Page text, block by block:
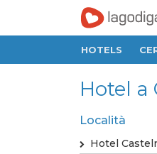
HOTELS
Hotel a
Località
Hotel